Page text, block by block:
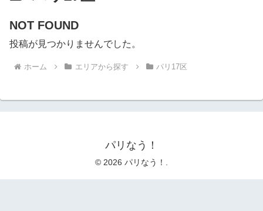
NOT FOUND
投稿が見つかりませんでした。
ホーム エリアから探す パリ17区
パリなう！
© 2026 パリなう！.